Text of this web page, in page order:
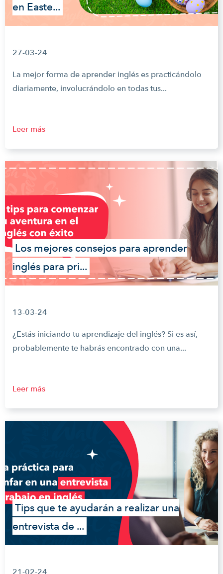
en Easte...
27-03-24
La mejor forma de aprender inglés es practicándolo
diariamente, involucrándolo en todas tus...
Leer más
Los mejores consejos para aprender
inglés para pri...
13-03-24
¿Estás iniciando tu aprendizaje del inglés? Si es así,
probablemente te habrás encontrado con una...
Leer más
Tips que te ayudarán a realizar una
entrevista de ...
21-02-24